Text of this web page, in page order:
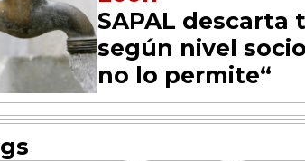
SAPAL descarta
según nivel
no lo permite“